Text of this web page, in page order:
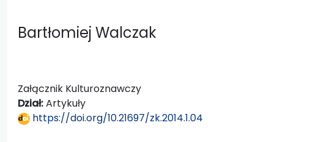
Bartłomiej Walczak
Załącznik Kulturoznawczy
Dział:Artykuły
https://doi.org/10.21697/zk.2014.1.04